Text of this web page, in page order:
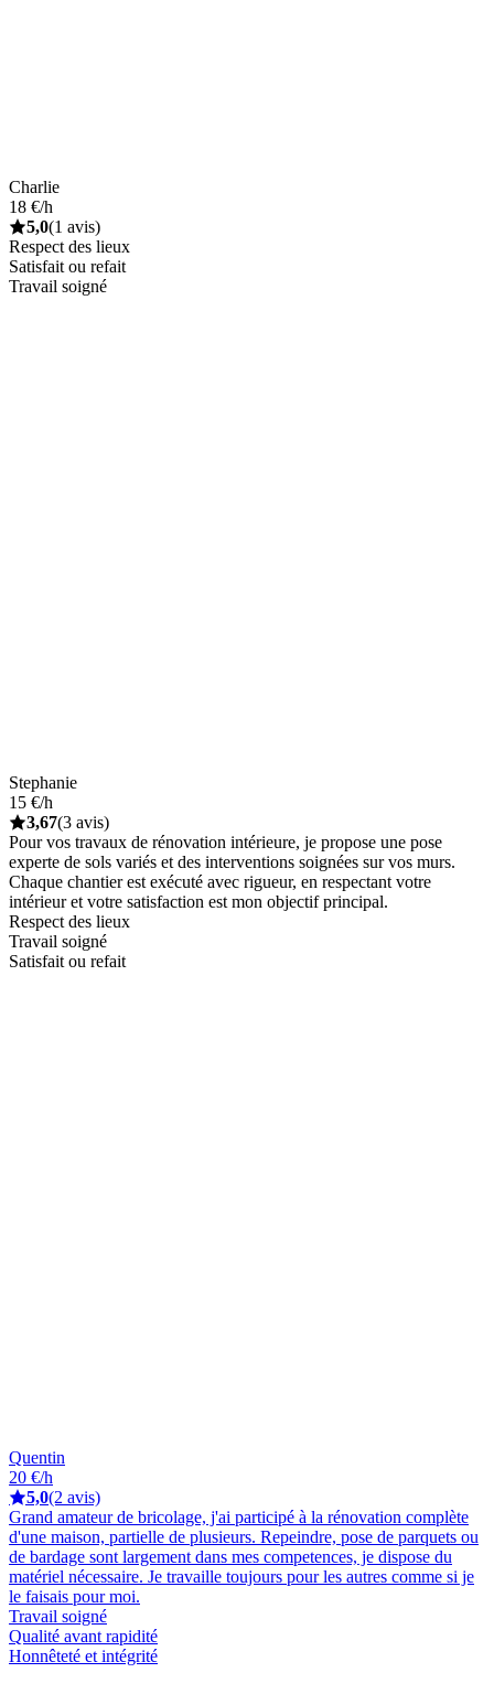
Charlie
18 €/h
5,0(1 avis)
Respect des lieux
Satisfait ou refait
Travail soigné
Stephanie
15 €/h
3,67(3 avis)
Pour vos travaux de rénovation intérieure, je propose une pose
experte de sols variés et des interventions soignées sur vos murs.
Chaque chantier est exécuté avec rigueur, en respectant votre
intérieur et votre satisfaction est mon objectif principal.
Respect des lieux
Travail soigné
Satisfait ou refait
Quentin
20 €/h
5,0(2 avis)
Grand amateur de bricolage, j'ai participé à la rénovation complète
d'une maison, partielle de plusieurs. Repeindre, pose de parquets ou
de bardage sont largement dans mes competences, je dispose du
matériel nécessaire. Je travaille toujours pour les autres comme si je
le faisais pour moi.
Travail soigné
Qualité avant rapidité
Honnêteté et intégrité